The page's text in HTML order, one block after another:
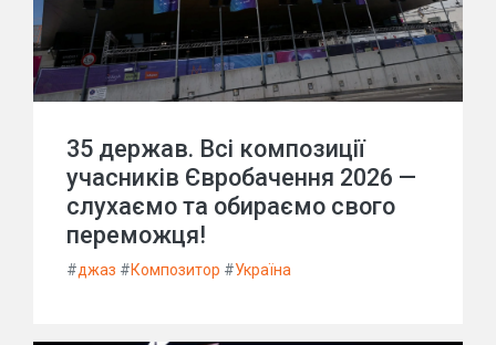
35 держав. Всі композиції
учасників Євробачення 2026 —
слухаємо та обираємо свого
переможця!
#джаз #Композитор #Україна